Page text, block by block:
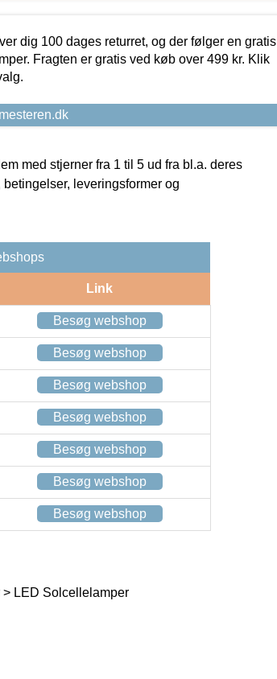
dig 100 dages returret, og der følger en gratis
Fragten er gratis ved køb over 499 kr. Klik
med stjerner fra 1 til 5 ud fra bl.a. deres
leveringsformer og
Link
Besøg webshop
Besøg webshop
Besøg webshop
Besøg webshop
Besøg webshop
Besøg webshop
Besøg webshop
LED Solcellelamper